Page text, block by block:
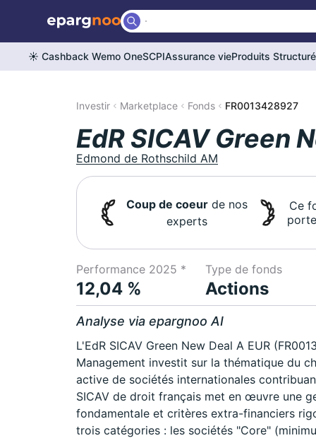
☀️ Cashback Wemo OneSCPIAssurance vieProduits
Investir Marketplace Fonds FR0013428927
EdR SICAV Green
Edmond de Rothschild AM
Coup de coeurde nos
experts
Ce
Performance 2025 *
12,04 %
Type de fonds
Actions
Analyse via epargnoo AI
L'EdR SICAV Green New Deal A EUR
Management investit sur la thématique du
active de sociétés internationales
SICAV de droit français met en œuvre une
fondamentale et critères extra-financiers
trois catégories : les sociétés "Core"